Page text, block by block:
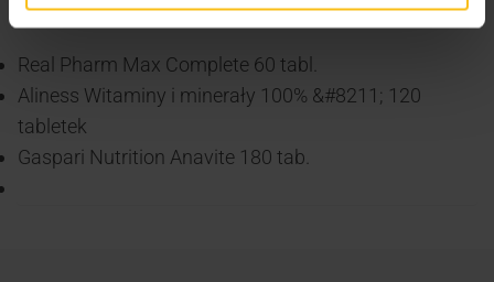
VIKINGU! Zobacz także:
Real Pharm Max Complete 60 tabl.
Aliness Witaminy i minerały 100% &#8211; 120
tabletek
Gaspari Nutrition Anavite 180 tab.